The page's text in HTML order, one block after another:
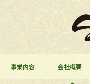
事業内容 会社概要